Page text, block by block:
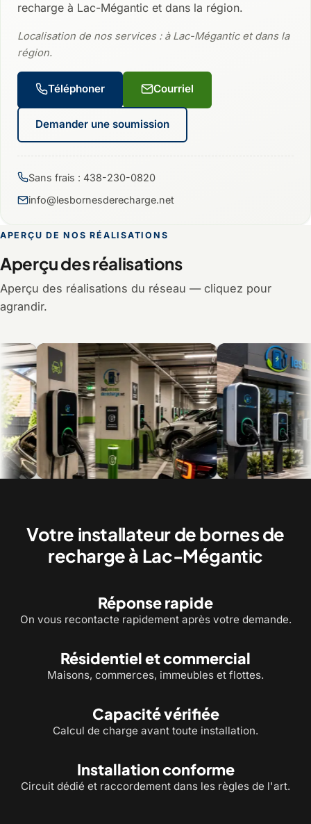
recharge à Lac-Mégantic et dans la région.
Localisation de nos services : à Lac-Mégantic et dans la
région.
Téléphoner Courriel
Demander une soumission
Sans frais : 438-230-0820
info@lesbornesderecharge.net
APERÇU DE NOS RÉALISATIONS
Aperçu des réalisations
Aperçu des réalisations du réseau — cliquez pour
agrandir.
Votre installateur de bornes de
recharge à Lac-Mégantic
Réponse rapide
On vous recontacte rapidement après votre demande.
Résidentiel et commercial
Maisons, commerces, immeubles et flottes.
Capacité vérifiée
Calcul de charge avant toute installation.
Installation conforme
Circuit dédié et raccordement dans les règles de l'art.